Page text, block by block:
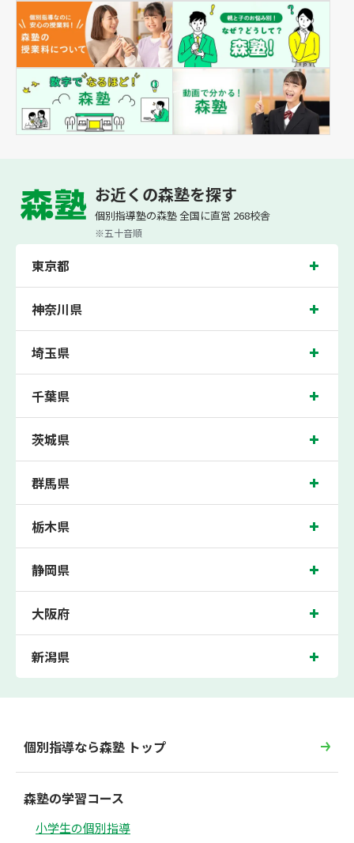
お近くの森塾を探す
個別指導塾の森塾 全国に直営 268校舎
※五十音順
東京都
神奈川県
埼玉県
千葉県
茨城県
群馬県
栃木県
静岡県
大阪府
新潟県
個別指導なら森塾 トップ
森塾の学習コース
小学生の個別指導